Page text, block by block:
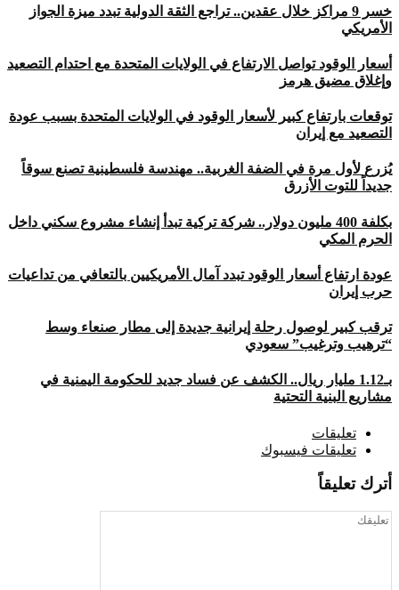
خسر 9 مراكز خلال عقدين.. تراجع الثقة الدولية تبدد ميزة الجواز
الأمريكي
أسعار الوقود تواصل الارتفاع في الولايات المتحدة مع احتدام التصعيد
وإغلاق مضيق هرمز
توقعات بارتفاع كبير لأسعار الوقود في الولايات المتحدة بسبب عودة
التصعيد مع إيران
يُزرع لأول مرة في الضفة الغربية.. مهندسة فلسطينية تصنع سوقاً
جديداً للتوت الأزرق
بكلفة 400 مليون دولار.. شركة تركية تبدأ إنشاء مشروع سكني داخل
الحرم المكي
عودة ارتفاع أسعار الوقود تبدد آمال الأمريكيين بالتعافي من تداعيات
حرب إيران
ترقب كبير لوصول رحلة إيرانية جديدة إلى مطار صنعاء وسط
“ترهيب وترغيب” سعودي
بـ1.12 مليار ريال.. الكشف عن فساد جديد للحكومة اليمنية في
مشاريع البنية التحتية
تعليقات
تعليقات فيسبوك
أترك تعليقاً